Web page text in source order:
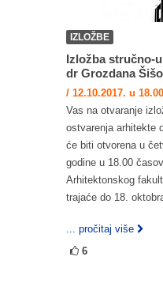
IZLOŽBE
Izložba stručno-
dr Grozdana
/ 12.10.2017. u
Vas na otvaranje
ostvarenja arhitekte
će biti otvorena u
godine u 18.00
Arhitektonskog
trajaće do 18.
... pročitaj više
6